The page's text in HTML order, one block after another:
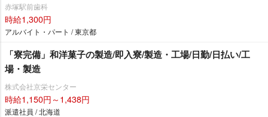
赤塚駅前歯科
時給1,300円
アルバイト・パート / 東京都
「寮完備」和洋菓子の製造/即入寮/製造・工場/日勤/日払い/工
場・製造
株式会社京栄センター
時給1,150円～1,438円
派遣社員 / 北海道